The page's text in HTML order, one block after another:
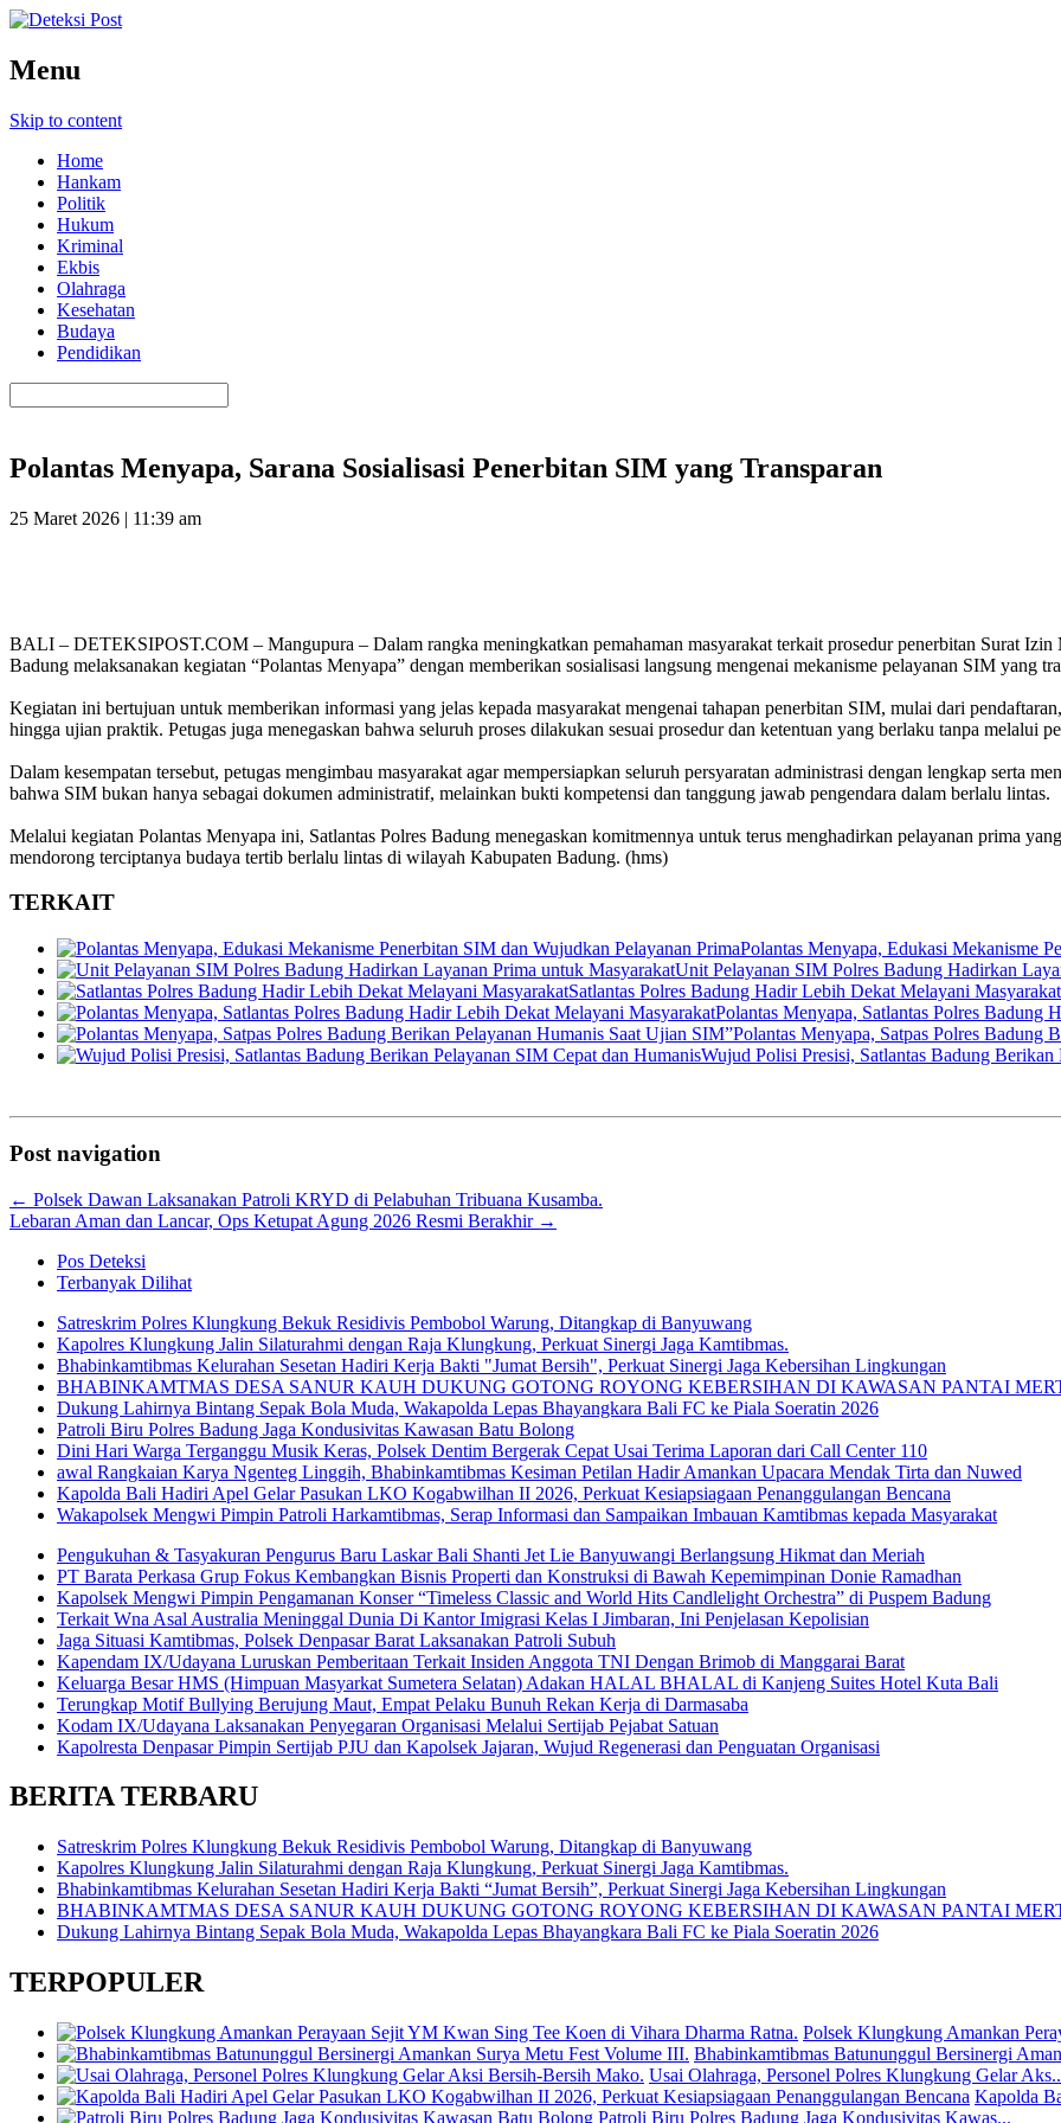
Menu
Skip to content
Home
Hankam
Politik
Hukum
Kriminal
Ekbis
Olahraga
Kesehatan
Budaya
Pendidikan
Polantas Menyapa, Sarana Sosialisasi Penerbitan SIM yang Transparan
25 Maret 2026 | 11:39 am
BALI – DETEKSIPOST.COM – Mangupura – Dalam rangka meningkatkan pemahaman masyarakat terkait prosedur penerbitan Surat
Badung melaksanakan kegiatan “Polantas Menyapa” dengan memberikan sosialisasi langsung mengenai mekanisme pelayanan SIM yang
Kegiatan ini bertujuan untuk memberikan informasi yang jelas kepada masyarakat mengenai tahapan penerbitan SIM, mulai dari
hingga ujian praktik. Petugas juga menegaskan bahwa seluruh proses dilakukan sesuai prosedur dan ketentuan yang berlaku tanpa melalui
Dalam kesempatan tersebut, petugas mengimbau masyarakat agar mempersiapkan seluruh persyaratan administrasi dengan lengkap serta
bahwa SIM bukan hanya sebagai dokumen administratif, melainkan bukti kompetensi dan tanggung jawab pengendara dalam berlalu lintas.
Melalui kegiatan Polantas Menyapa ini, Satlantas Polres Badung menegaskan komitmennya untuk terus menghadirkan pelayanan prima
mendorong terciptanya budaya tertib berlalu lintas di wilayah Kabupaten Badung. (hms)
TERKAIT
Polantas Menyapa, Edukasi Mekanisme
Unit Pelayanan SIM Polres Badung Hadirkan
Satlantas Polres Badung Hadir Lebih Dekat Melayani Masyarakat
Polantas Menyapa, Satlantas Polres Badung
Polantas Menyapa, Satpas Polres Badung
Wujud Polisi Presisi, Satlantas Badung
Post navigation
← Polsek Dawan Laksanakan Patroli KRYD di Pelabuhan Tribuana Kusamba.
Lebaran Aman dan Lancar, Ops Ketupat Agung 2026 Resmi Berakhir →
Pos Deteksi
Terbanyak Dilihat
Satreskrim Polres Klungkung Bekuk Residivis Pembobol Warung, Ditangkap di Banyuwang
Kapolres Klungkung Jalin Silaturahmi dengan Raja Klungkung, Perkuat Sinergi Jaga Kamtibmas.
Bhabinkamtibmas Kelurahan Sesetan Hadiri Kerja Bakti "Jumat Bersih", Perkuat Sinergi Jaga Kebersihan Lingkungan
BHABINKAMTMAS DESA SANUR KAUH DUKUNG GOTONG ROYONG KEBERSIHAN DI KAWASAN PANTAI
Dukung Lahirnya Bintang Sepak Bola Muda, Wakapolda Lepas Bhayangkara Bali FC ke Piala Soeratin 2026
Patroli Biru Polres Badung Jaga Kondusivitas Kawasan Batu Bolong
Dini Hari Warga Terganggu Musik Keras, Polsek Dentim Bergerak Cepat Usai Terima Laporan dari Call Center 110
awal Rangkaian Karya Ngenteg Linggih, Bhabinkamtibmas Kesiman Petilan Hadir Amankan Upacara Mendak Tirta dan Nuwed
Kapolda Bali Hadiri Apel Gelar Pasukan LKO Kogabwilhan II 2026, Perkuat Kesiapsiagaan Penanggulangan Bencana
Wakapolsek Mengwi Pimpin Patroli Harkamtibmas, Serap Informasi dan Sampaikan Imbauan Kamtibmas kepada Masyarakat
Pengukuhan & Tasyakuran Pengurus Baru Laskar Bali Shanti Jet Lie Banyuwangi Berlangsung Hikmat dan Meriah
PT Barata Perkasa Grup Fokus Kembangkan Bisnis Properti dan Konstruksi di Bawah Kepemimpinan Donie Ramadhan
Kapolsek Mengwi Pimpin Pengamanan Konser “Timeless Classic and World Hits Candlelight Orchestra” di Puspem Badung
Terkait Wna Asal Australia Meninggal Dunia Di Kantor Imigrasi Kelas I Jimbaran, Ini Penjelasan Kepolisian
Jaga Situasi Kamtibmas, Polsek Denpasar Barat Laksanakan Patroli Subuh
Kapendam IX/Udayana Luruskan Pemberitaan Terkait Insiden Anggota TNI Dengan Brimob di Manggarai Barat
Keluarga Besar HMS (Himpuan Masyarkat Sumetera Selatan) Adakan HALAL BHALAL di Kanjeng Suites Hotel Kuta Bali
Terungkap Motif Bullying Berujung Maut, Empat Pelaku Bunuh Rekan Kerja di Darmasaba
Kodam IX/Udayana Laksanakan Penyegaran Organisasi Melalui Sertijab Pejabat Satuan
Kapolresta Denpasar Pimpin Sertijab PJU dan Kapolsek Jajaran, Wujud Regenerasi dan Penguatan Organisasi
BERITA TERBARU
Satreskrim Polres Klungkung Bekuk Residivis Pembobol Warung, Ditangkap di Banyuwang
Kapolres Klungkung Jalin Silaturahmi dengan Raja Klungkung, Perkuat Sinergi Jaga Kamtibmas.
Bhabinkamtibmas Kelurahan Sesetan Hadiri Kerja Bakti “Jumat Bersih”, Perkuat Sinergi Jaga Kebersihan Lingkungan
BHABINKAMTMAS DESA SANUR KAUH DUKUNG GOTONG ROYONG KEBERSIHAN DI KAWASAN PANTAI
Dukung Lahirnya Bintang Sepak Bola Muda, Wakapolda Lepas Bhayangkara Bali FC ke Piala Soeratin 2026
TERPOPULER
Polsek Klungkung Amankan
Bhabinkamtibmas Batununggul Bersinergi
Usai Olahraga, Personel Polres Klungkung Gelar
Kapolda
Patroli Biru Polres Badung Jaga Kondusivitas Kawas...